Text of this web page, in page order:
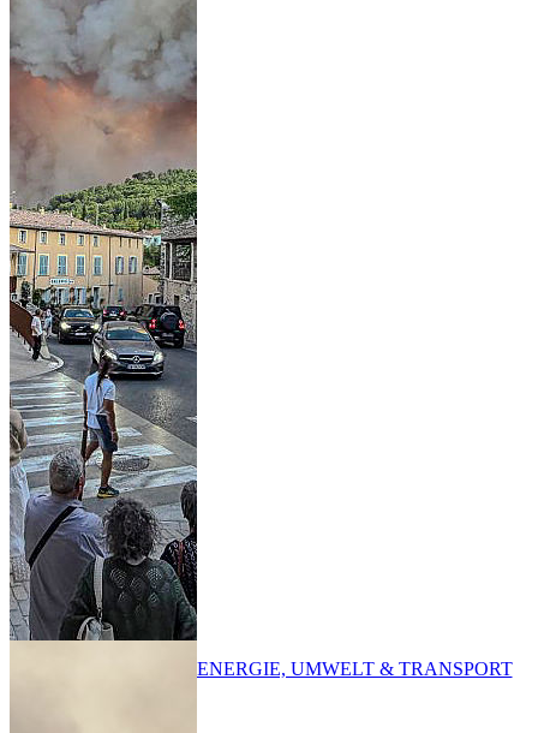
ENERGIE, UMWELT & TRANSPORT